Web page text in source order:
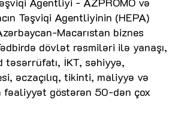
Təşviqi Agentliyinin (HEPA)
Macarıstan biznes
dövlət rəsmiləri ilə yanaşı,
təsərrüfatı, İKT, səhiyyə,
əczaçılıq, tikinti, maliyyə və
fəaliyyət göstərən 50-dən çox